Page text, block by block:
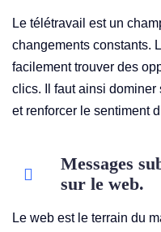
Le télétravail est un
changements constants.
facilement trouver des
clics. Il faut ainsi
et renforcer le sentiment
Messages
sur le web.
Le web est le terrain du